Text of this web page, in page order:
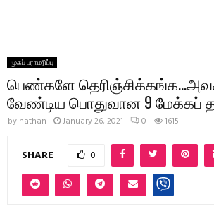
முகப் பராமரிப்பு
பெண்களே
வேண்டிய பொதுவான 9 மேக்கப்
by nathan January 26, 2021 0 1615
SHARE 0